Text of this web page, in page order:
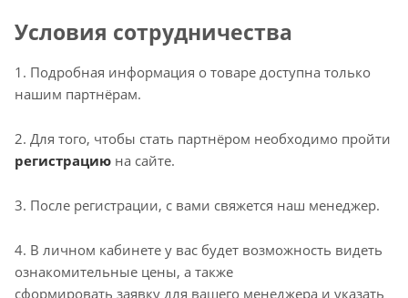
Условия сотрудничества
1. Подробная информация о товаре доступна только
нашим партнёрам.
2. Для того, чтобы стать партнёром необходимо пройти
регистрацию на сайте.
3. После регистрации, с вами свяжется наш менеджер.
4. В личном кабинете у вас будет возможность видеть
ознакомительные цены, а также
сформировать заявку для вашего менеджера и указать